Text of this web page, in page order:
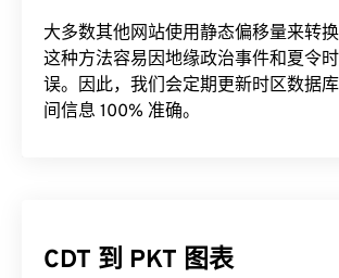
大多数其他网站使用静态偏移量来转换
这种方法容易因地缘政治事件和夏令
误。因此，我们会定期更新时区数据
间信息 100% 准确。
CDT 到 PKT 图表